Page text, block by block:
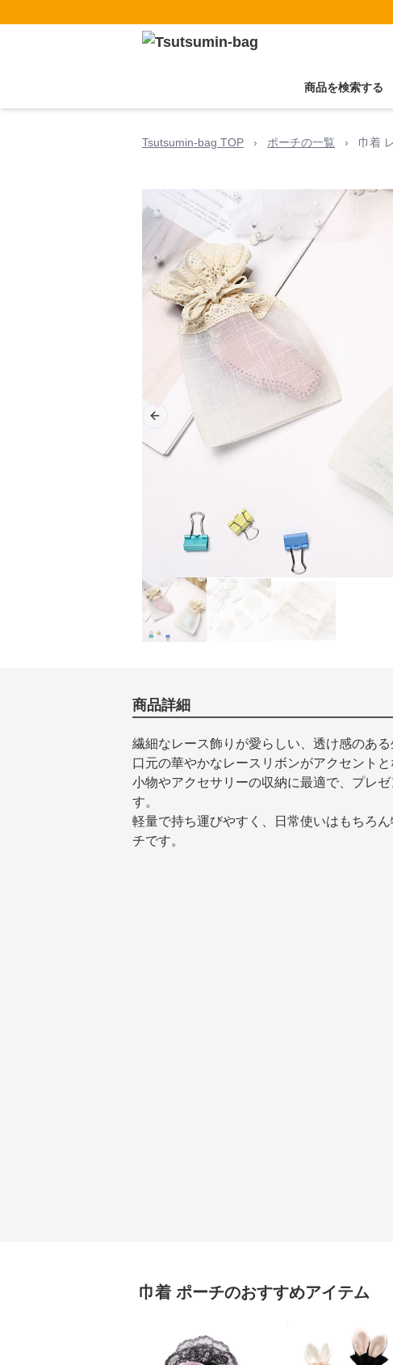
商品を検索する
Tsutsumin-bag TOP › ポーチの一覧 › 巾着
Previous slide
商品詳細
繊細なレース飾りが愛らしい、透け感のあ
口元の華やかなレースリボンがアクセント
小物やアクセサリーの収納に最適で、プレ
す。
軽量で持ち運びやすく、日常使いはもちろ
チです。
巾着 ポーチのおすすめアイテム